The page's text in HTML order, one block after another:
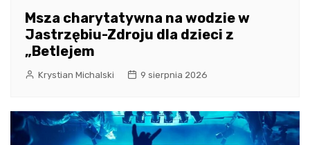
Msza charytatywna na wodzie w
Jastrzębiu-Zdroju dla dzieci z
„Betlejem
Krystian Michalski 9 sierpnia 2026